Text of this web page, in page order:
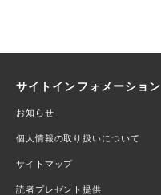
サイトインフォメーション
お知らせ
個人情報の取り扱いについて
サイトマップ
読者プレゼント提供